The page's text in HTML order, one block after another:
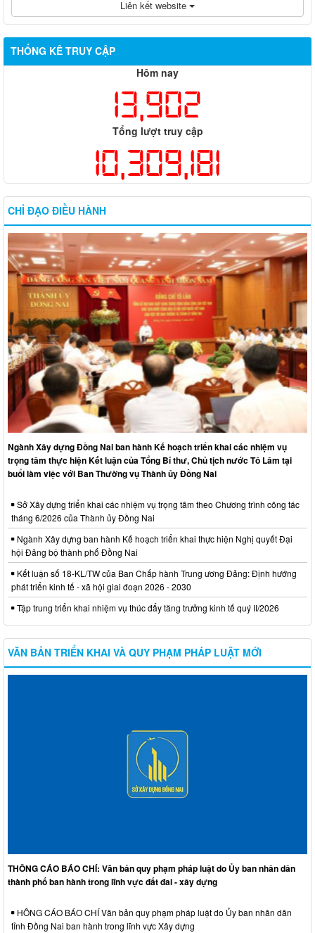
Liên kết website
THỐNG KÊ TRUY CẬP
Hôm nay
13,902
Tổng lượt truy cập
10,309,181
CHỈ ĐẠO ĐIỀU HÀNH
Ngành Xây dựng Đồng Nai ban hành Kế hoạch triển khai các nhiệm vụ
trọng tâm thực hiện Kết luận của Tổng Bí thư, Chủ tịch nước Tô Lâm tại
buổi làm việc với Ban Thường vụ Thành ủy Đồng Nai
Sở Xây dựng triển khai các nhiệm vụ trọng tâm theo Chương trình công tác
tháng 6/2026 của Thành ủy Đồng Nai
Ngành Xây dựng ban hành Kế hoạch triển khai thực hiện Nghị quyết Đại
hội Đảng bộ thành phố Đồng Nai
Kết luận số 18-KL/TW của Ban Chấp hành Trung ương Đảng: Định hướng
phát triển kinh tế - xã hội giai đoạn 2026 - 2030
Tập trung triển khai nhiệm vụ thúc đẩy tăng trưởng kinh tế quý II/2026
VĂN BẢN TRIỂN KHAI VÀ QUY PHẠM PHÁP LUẬT MỚI
THÔNG CÁO BÁO CHÍ: Văn bản quy phạm pháp luật do Ủy ban nhân dân
thành phố ban hành trong lĩnh vực đất đai - xây dựng
HÔNG CÁO BÁO CHÍ Văn bản quy phạm pháp luật do Ủy ban nhân dân
tỉnh Đồng Nai ban hành trong lĩnh vực Xây dựng